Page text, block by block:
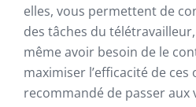
elles, vous permettent de
des tâches du
même avoir besoin de le
maximiser l’efficacité de ces
recommandé de passer aux